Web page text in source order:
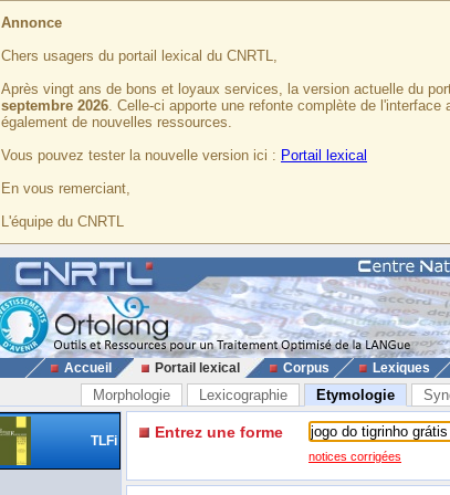
Annonce
Chers usagers du portail lexical du CNRTL,
Après vingt ans de bons et loyaux services, la version actuelle du
septembre 2026. Celle-ci apporte une refonte complète de
également de nouvelles ressources.
Vous pouvez tester la nouvelle version ici : Portail lexical
En vous remerciant,
L'équipe du CNRTL
Accueil Portail lexical Corpus Lexiques
Morphologie Lexicographie Etymologie
TLFi Entrez une forme
notices corrigées